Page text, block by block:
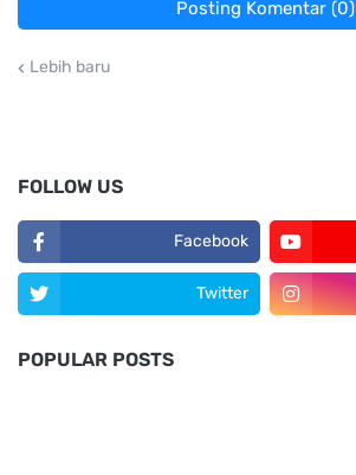
Posting Komentar (0)
Lebih baru
FOLLOW US
Facebook
Twitter
POPULAR POSTS